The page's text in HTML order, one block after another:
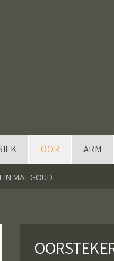
OOR ARM
IN MAT GOUD